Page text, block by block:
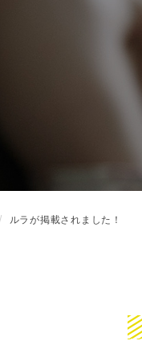
ルラが掲載されました！